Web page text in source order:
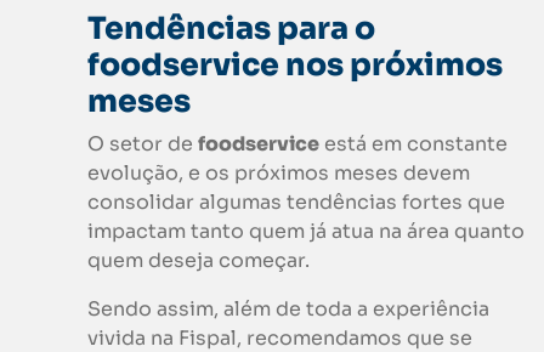
Tendências para o
foodservice nos próximos
meses
O setor de foodservice está em constante
evolução, e os próximos meses devem
consolidar algumas tendências fortes que
impactam tanto quem já atua na área quanto
quem deseja começar.
Sendo assim, além de toda a experiência
vivida na Fispal, recomendamos que se